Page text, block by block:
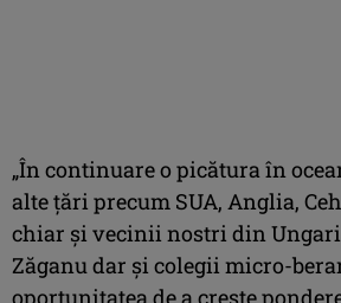
„În continuare o picătura în
alte țări precum SUA, Anglia,
chiar și vecinii nostri din
Zăganu dar și colegii micro-
oportunitatea de a crește